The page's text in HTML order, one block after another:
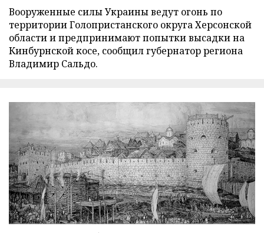
Вооруженные силы Украины ведут огонь по
территории Голопристанского округа Херсонской
области и предпринимают попытки высадки на
Кинбурнской косе, сообщил губернатор региона
Владимир Сальдо.